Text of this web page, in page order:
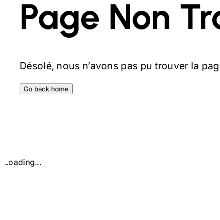
Page Non
Désolé, nous n’avons pas pu trouver la
Go back home